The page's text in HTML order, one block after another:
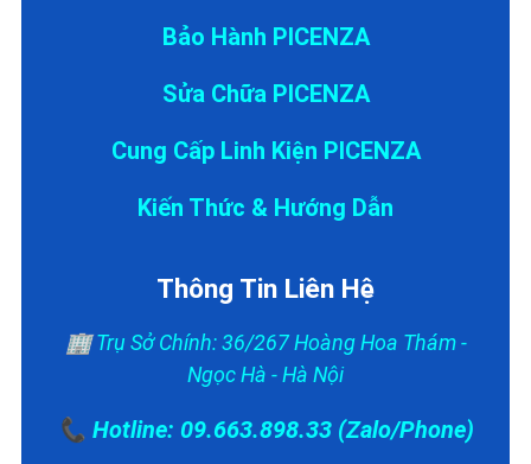
Bảo Hành PICENZA
Sửa Chữa PICENZA
Cung Cấp Linh Kiện PICENZA
Kiến Thức & Hướng Dẫn
Thông Tin Liên Hệ
🏢 Trụ Sở Chính: 36/267 Hoàng Hoa Thám -
Ngọc Hà - Hà Nội
📞 Hotline: 09.663.898.33 (Zalo/Phone)